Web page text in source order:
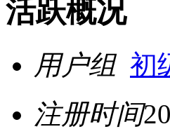
活跃概况
用户组 初
注册时间